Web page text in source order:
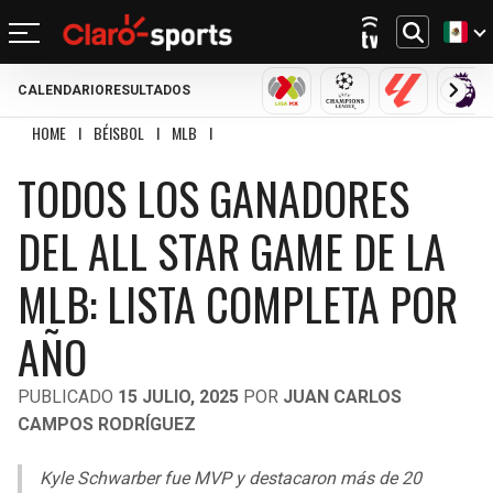
REGRESAR
MUNDIAL 2026
LIGA MX
SELECCIÓN MEXICANA
CONCACHAMPIONS
FÚTBOL DE ESTUFA
REGRESAR
CHAMPIONS LEAGUE
LALIGA
PREMIER LEAGUE
SERIE A
BUNDESLIGA
REGRESAR
NASCAR
REGRESAR
DOLPHINS
PATRIOTS
JETS
BRONCOS
CHIEFS
REGRESAR
KNICKS
76ERS
RAPTORS
BULLS
REGRESAR
MLB
REGRESAR
TENIS
BOXEO
GOLF
UFC
REGRESAR
TENDENCIAS
MÚSICA
CINE Y TV
VIDEOJUEGOS
CALENDARIO RESULTADOS
LIGA MXCHAMPIONS
LALIGA
HOME I BÉISBOL I MLB I
TODOS LOS GANADORES
DEL ALL STAR GAME DE LA
MLB: LISTA COMPLETA POR
AÑO
PUBLICADO 15 JULIO, 2025 POR JUAN CARLOS
CAMPOS RODRÍGUEZ
Kyle Schwarber fue MVP y destacaron más de 20